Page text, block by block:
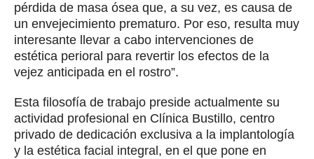
pérdida de masa ósea que, a su vez, es causa de
un envejecimiento prematuro. Por eso, resulta muy
interesante llevar a cabo intervenciones de
estética perioral para revertir los efectos de la
vejez anticipada en el rostro”.
Esta filosofía de trabajo preside actualmente su
actividad profesional en Clínica Bustillo, centro
privado de dedicación exclusiva a la implantología
y la estética facial integral, en el que pone en